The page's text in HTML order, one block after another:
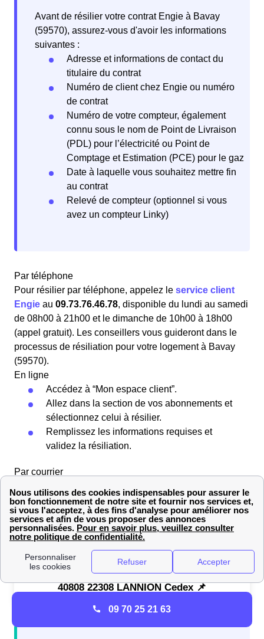
Avant de résilier votre contrat Engie à Bavay
(59570), assurez-vous d'avoir les informations
suivantes :
Adresse et informations de contact du
titulaire du contrat
Numéro de client chez Engie ou numéro
de contrat
Numéro de votre compteur, également
connu sous le nom de Point de Livraison
(PDL) pour l’électricité ou Point de
Comptage et Estimation (PCE) pour le gaz
Date à laquelle vous souhaitez mettre fin
au contrat
Relevé de compteur (optionnel si vous
avez un compteur Linky)
Par téléphone
Pour résilier par téléphone, appelez le service client
Engie au 09.73.76.46.78, disponible du lundi au samedi
de 08h00 à 21h00 et le dimanche de 10h00 à 18h00
(appel gratuit). Les conseillers vous guideront dans le
processus de résiliation pour votre logement à Bavay
(59570).
En ligne
Accédez à “Mon espace client”.
Allez dans la section de vos abonnements et
sélectionnez celui à résilier.
Remplissez les informations requises et
validez la résiliation.
Par courrier
contrat Engie à Bavay (59570).
Une fois votre lettre de résiliation rédigée, adressez
votre courrier recommandé avec accusé de réception à :
📌 Engie Service Clients Résiliation TSA
40808 22308 LANNION Cedex 📌
09 70 25 21 63